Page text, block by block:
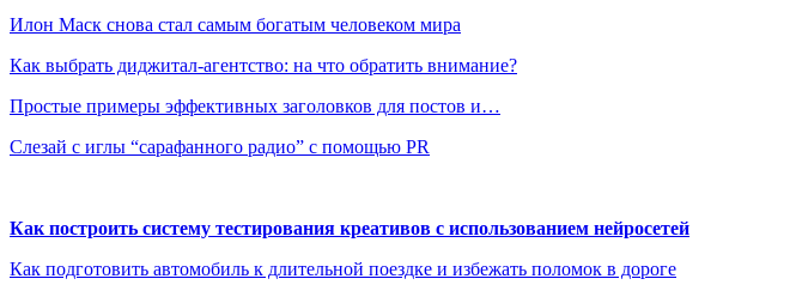
Илон Маск снова стал самым богатым человеком мира
Как выбрать диджитал-агентство: на что обратить внимание?
Простые примеры эффективных заголовков для постов и…
Слезай с иглы “сарафанного радио” с помощью PR
Как построить систему тестирования креативов с использованием нейросетей
Как подготовить автомобиль к длительной поездке и избежать поломок в дороге